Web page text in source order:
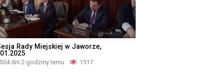
Rady Miejskiej w Jaworze,
554 dni 2 godziny temu 1517